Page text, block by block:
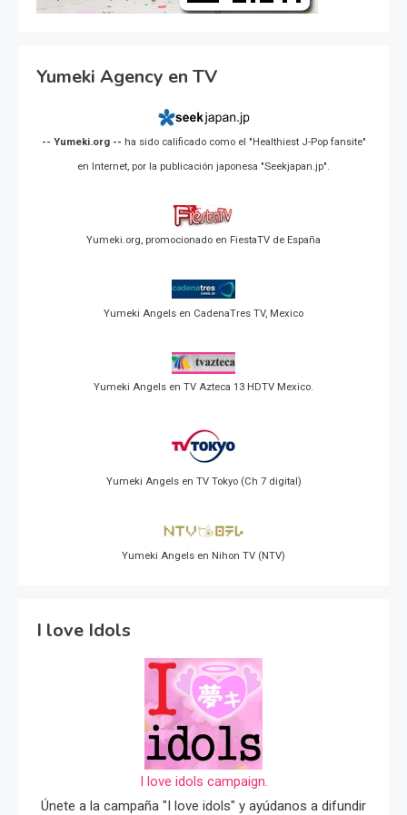
Yumeki Agency en TV
-- Yumeki.org -- ha sido calificado como el "Healthiest J-Pop fansite"
en Internet, por la publicación japonesa "Seekjapan.jp".
Yumeki.org, promocionado en FiestaTV de España
Yumeki Angels en CadenaTres TV, Mexico
Yumeki Angels en TV Azteca 13 HDTV Mexico.
Yumeki Angels en TV Tokyo (Ch 7 digital)
Yumeki Angels en Nihon TV (NTV)
I love Idols
I love idols campaign.
Únete a la campaña "I love idols" y ayúdanos a difundir